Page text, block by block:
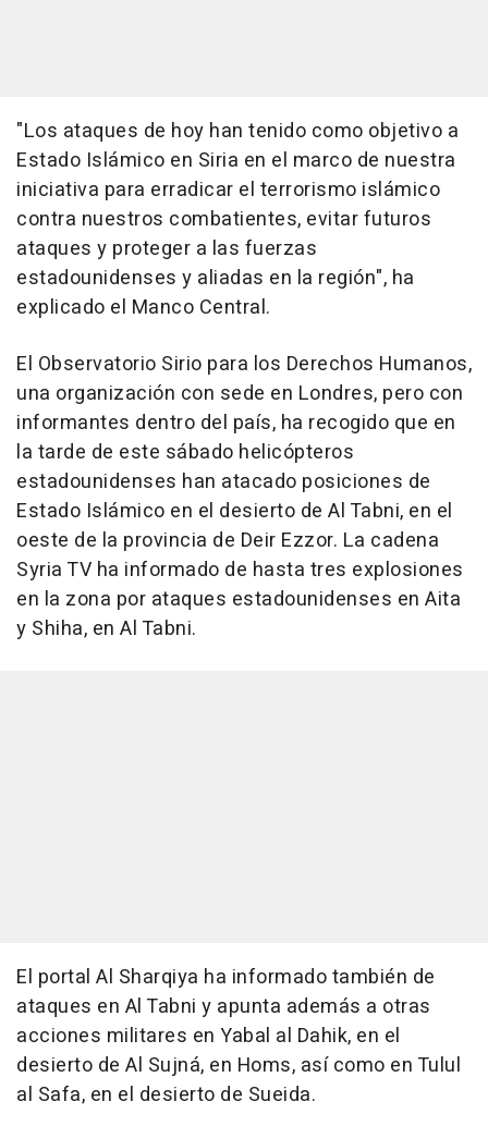
"Los ataques de hoy han tenido como objetivo a
Estado Islámico en Siria en el marco de nuestra
iniciativa para erradicar el terrorismo islámico
contra nuestros combatientes, evitar futuros
ataques y proteger a las fuerzas
estadounidenses y aliadas en la región", ha
explicado el Manco Central.
El Observatorio Sirio para los Derechos Humanos,
una organización con sede en Londres, pero con
informantes dentro del país, ha recogido que en
la tarde de este sábado helicópteros
estadounidenses han atacado posiciones de
Estado Islámico en el desierto de Al Tabni, en el
oeste de la provincia de Deir Ezzor. La cadena
Syria TV ha informado de hasta tres explosiones
en la zona por ataques estadounidenses en Aita
y Shiha, en Al Tabni.
El portal Al Sharqiya ha informado también de
ataques en Al Tabni y apunta además a otras
acciones militares en Yabal al Dahik, en el
desierto de Al Sujná, en Homs, así como en Tulul
al Safa, en el desierto de Sueida.